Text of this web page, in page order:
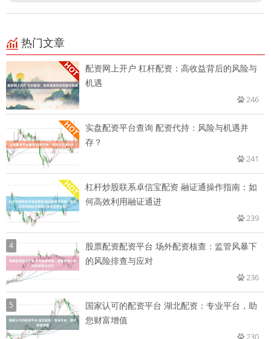
热门文章
配资网上开户 杠杆配资：高收益背后的风险与
机遇
246
实盘配资平台查询 配资代持：风险与机遇并
存？
241
杠杆炒股联系卓信宝配资 融证通操作指南：如
何高效利用融证通进
239
4
股票配资配资平台 场外配资核查：监管风暴下
的风险排查与应对
236
5
国家认可的配资平台 湖北配资：专业平台，助
您财富增值
230